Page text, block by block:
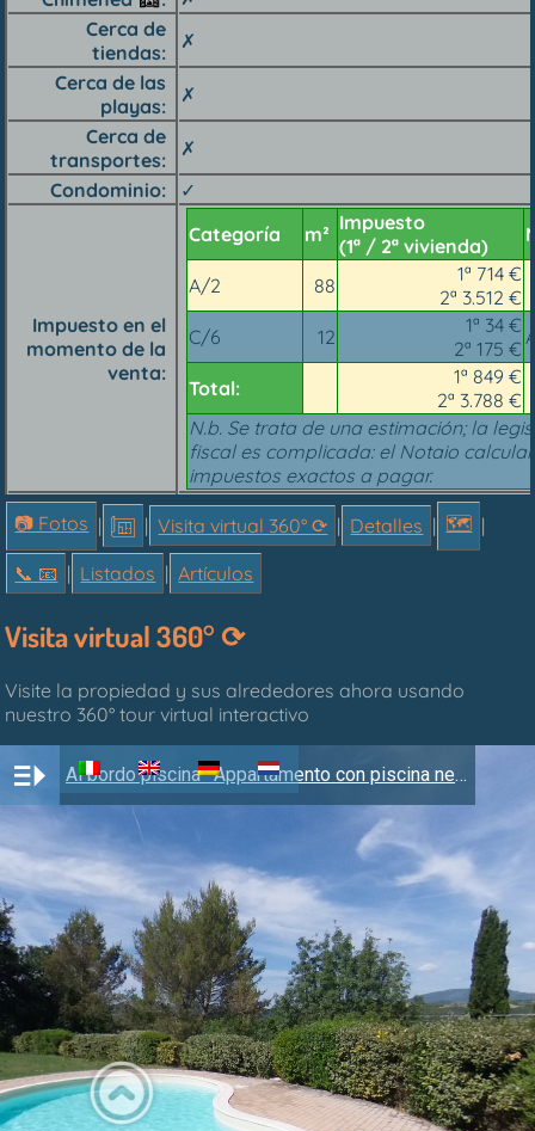
Cerca de
tiendas
✗
Cerca de las
playas
✗
Cerca de
transportes
✗
Condominio
✓
Impuesto en el
momento de la
venta
Categoría m² Impuesto
(1ª / 2ª vivienda)
A/2 88
1ª 714 €
2ª 3.512 €
C/6
12
1ª 34 €
2ª 175 €
Total:
1ª 849 €
2ª 3.788 €
N.b. Se trata de una estimación; la
fiscal es complicada: el Notaio
impuestos exactos a pagar.
📷 Fotos | | Visita virtual 360° ⟳ | Detalles | 🗺 |
📞︎ 📧 | Listados | Artículos
Visita virtual 360° ⟳
Visite la propiedad y sus alrededores ahora usando
nuestro 360° tour virtual interactivo